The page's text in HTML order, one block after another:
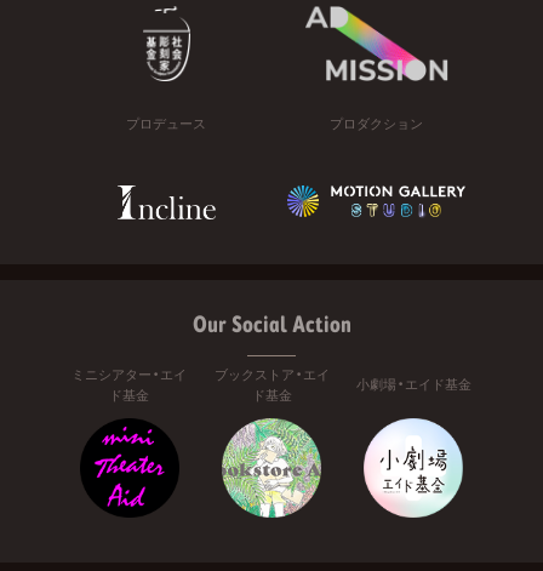
プロデュース プロダクション
Our Social Action
ミニシアター・エイ
ド基金
ブックストア・エイ
ド基金
小劇場・エイド基金